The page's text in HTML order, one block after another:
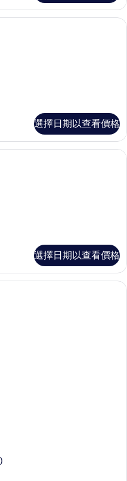
bedroom Super Deluxe Family | 1
選擇日期以查看價格
政公寓, 2 間臥室 | 1 間臥室、客房
選擇日期以查看價格